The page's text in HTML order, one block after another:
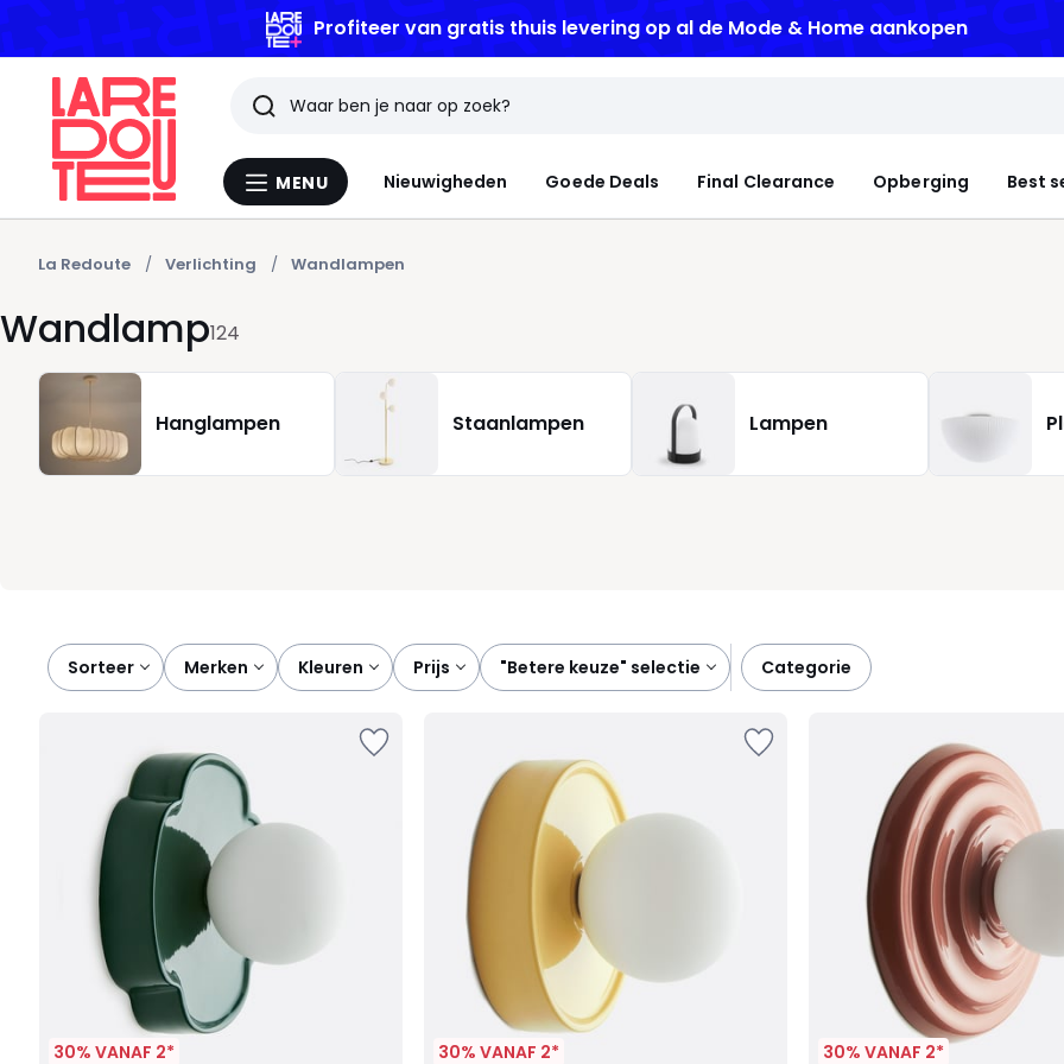
Profiteer van gratis thuis leveringop al de Mode & Home aankopen
Menu
MENU Nieuwigheden Goede Deals Final Clearance Opberging Best
Zoeken
Laatst
bekeken
artikelen
La Redoute Verlichting Wandlampen
Wandlamp124
Hanglampen Staanlampen Lampen
Sorteer
merken kleuren prijs "betere keuze" selectie categorie
30% VANAF 2* 30% VANAF 2* 30% VANAF 2*